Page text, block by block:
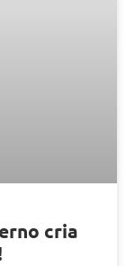
cria